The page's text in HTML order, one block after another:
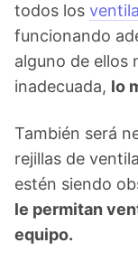
todos los
funcionando
alguno de ellos
inadecuada, lo
También será
rejillas de
estén siendo
le permitan
equipo.